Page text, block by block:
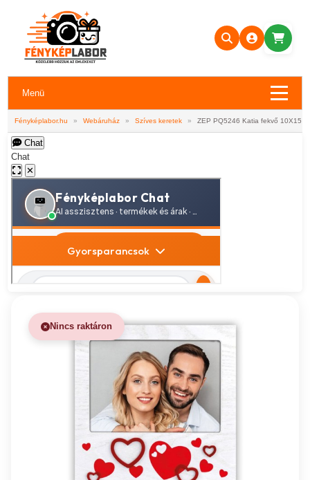
Menü
Fényképlabor.hu » Webáruház » Szíves keretek » ZEP PQ5246 Katia fekvő 10X15
Chat
Chat
✕
Nincs raktáron